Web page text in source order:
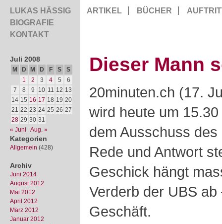
LUKAS HÄSSIG
BIOGRAFIE
KONTAKT
ARTIKEL BÜCHER
Juli 2008
M D M D F S
S
1
2 3 4 5
6
7
8 9 10 11 12 13
14 15 16 17 18 19 20
21 22 23 24 25 26 27
28 29 30 31
« Juni
Aug. »
Kategorien
Allgemein (428)
Archiv
Juni 2014
August 2012
Mai 2012
April 2012
März 2012
Januar 2012
Dieser Mann
20minuten.ch (17.
wird heute um
dem Ausschuss
Rede und Antwort
Geschick hängt
Verderb der UBS
Geschäft.